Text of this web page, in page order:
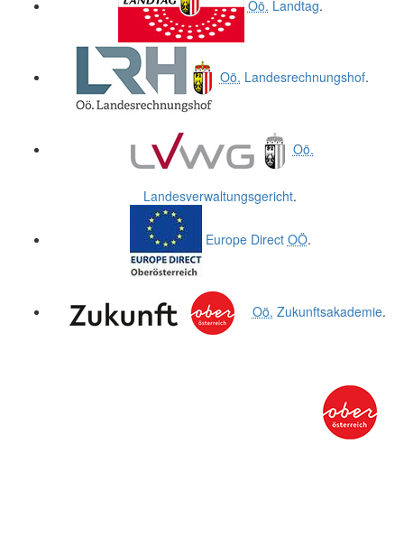
Oö. Landtag.
Oö. Landesrechnungshof.
Oö.
Landesverwaltungsgericht.
Europe Direct OÖ.
Oö. Zukunftsakademie.